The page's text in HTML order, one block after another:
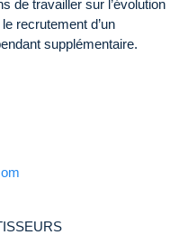
de travailler sur l’évolution
recrutement d’un
supplémentaire.